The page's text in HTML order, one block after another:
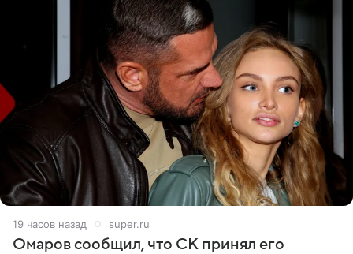
19 часов назад super.ru
Омаров сообщил, что СК принял его